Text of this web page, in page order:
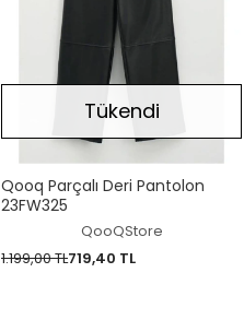
Tükendi
Qooq Parçalı Deri Pantolon
23FW325
QooQStore
1.199,00 TL719,40 TL